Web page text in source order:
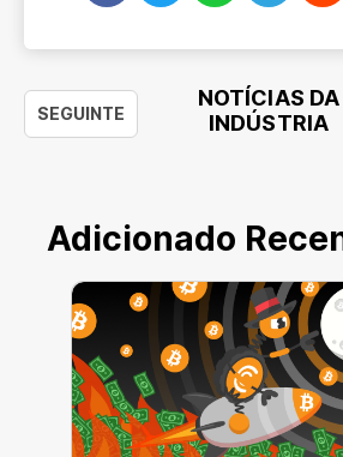
SEGUINTE
NOTÍCIAS DA
INDÚSTRIA
Adicionado